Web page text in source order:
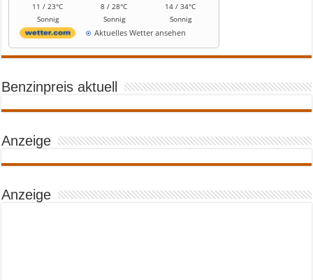
11 / 23°C
Sonnig
8 / 28°C
Sonnig
14 / 34°C
Sonnig
Aktuelles Wetter ansehen
Benzinpreis aktuell
Anzeige
Anzeige